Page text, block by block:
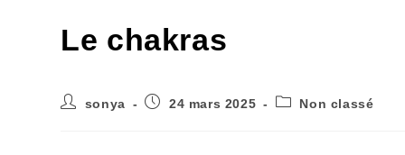
Le chakras
sonya 24 mars 2025 Non classé